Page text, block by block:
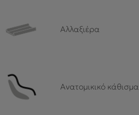
Αλλαξιέρα
Ανατομικικό κάθισμα